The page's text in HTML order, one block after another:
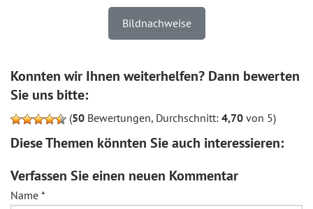
Bildnachweise
Konnten wir Ihnen weiterhelfen? Dann bewerten
Sie uns bitte:
(50 Bewertungen, Durchschnitt: 4,70 von 5)
Diese Themen könnten Sie auch interessieren:
Verfassen Sie einen neuen Kommentar
Name *